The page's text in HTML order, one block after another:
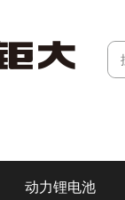
动力锂电池